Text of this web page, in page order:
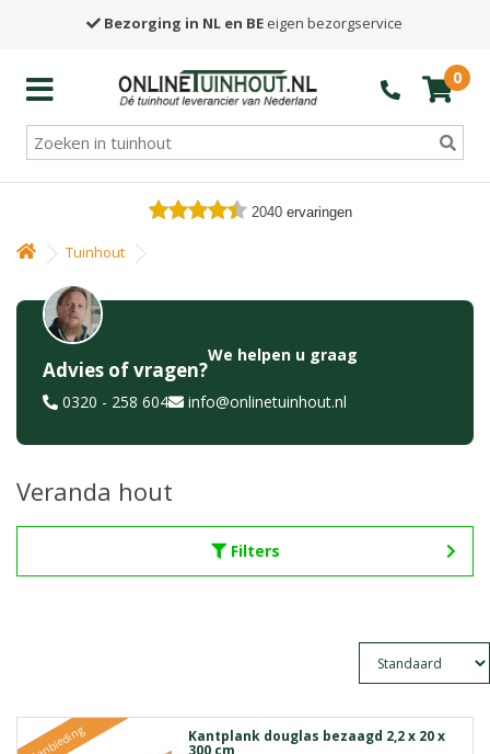
Bezorging in NL en BE eigen bezorgservice
0
2040 ervaringen
Tuinhout
Advies of vragen?
We helpen u graag
0320 - 258 604 info@onlinetuinhout.nl
Veranda hout
Filters
Aanbieding Kantplank douglas bezaagd 2,2 x 20 x
300 cm